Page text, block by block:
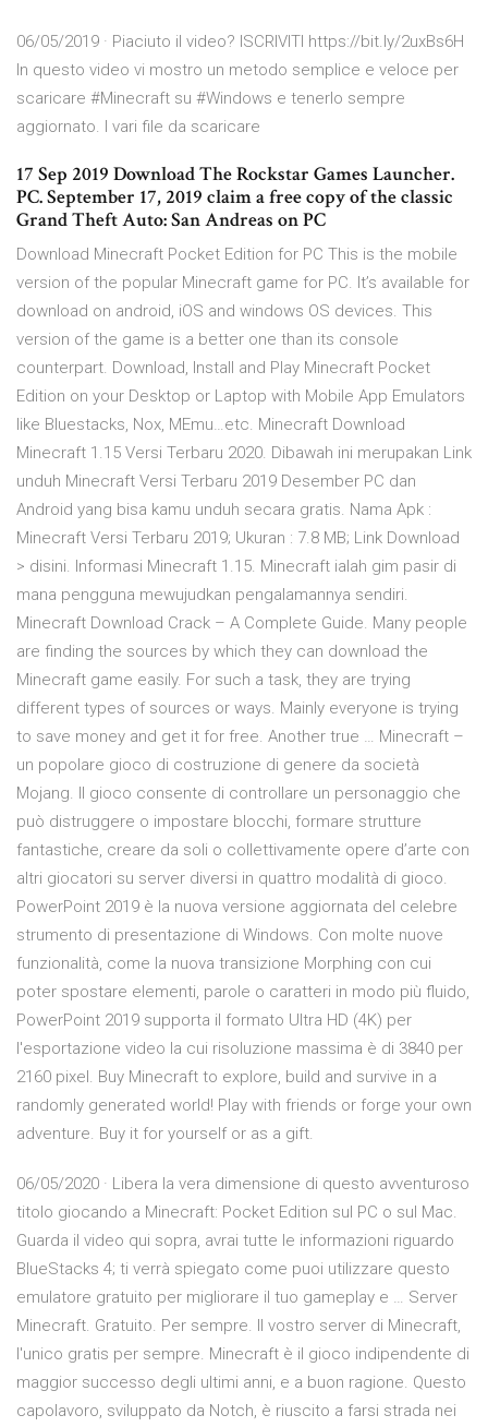
06/05/2019 · Piaciuto il video? ISCRIVITI https://bit.ly/2uxBs6H
In questo video vi mostro un metodo semplice e veloce per
scaricare #Minecraft su #Windows e tenerlo sempre
aggiornato. I vari file da scaricare
17 Sep 2019 Download The Rockstar Games Launcher.
PC. September 17, 2019 claim a free copy of the classic
Grand Theft Auto: San Andreas on PC
Download Minecraft Pocket Edition for PC This is the mobile
version of the popular Minecraft game for PC. It’s available for
download on android, iOS and windows OS devices. This
version of the game is a better one than its console
counterpart. Download, Install and Play Minecraft Pocket
Edition on your Desktop or Laptop with Mobile App Emulators
like Bluestacks, Nox, MEmu…etc. Minecraft Download
Minecraft 1.15 Versi Terbaru 2020. Dibawah ini merupakan Link
unduh Minecraft Versi Terbaru 2019 Desember PC dan
Android yang bisa kamu unduh secara gratis. Nama Apk :
Minecraft Versi Terbaru 2019; Ukuran : 7.8 MB; Link Download
> disini. Informasi Minecraft 1.15. Minecraft ialah gim pasir di
mana pengguna mewujudkan pengalamannya sendiri.
Minecraft Download Crack – A Complete Guide. Many people
are finding the sources by which they can download the
Minecraft game easily. For such a task, they are trying
different types of sources or ways. Mainly everyone is trying
to save money and get it for free. Another true … Minecraft –
un popolare gioco di costruzione di genere da società
Mojang. Il gioco consente di controllare un personaggio che
può distruggere o impostare blocchi, formare strutture
fantastiche, creare da soli o collettivamente opere d’arte con
altri giocatori su server diversi in quattro modalità di gioco.
PowerPoint 2019 è la nuova versione aggiornata del celebre
strumento di presentazione di Windows. Con molte nuove
funzionalità, come la nuova transizione Morphing con cui
poter spostare elementi, parole o caratteri in modo più fluido,
PowerPoint 2019 supporta il formato Ultra HD (4K) per
l'esportazione video la cui risoluzione massima è di 3840 per
2160 pixel. Buy Minecraft to explore, build and survive in a
randomly generated world! Play with friends or forge your own
adventure. Buy it for yourself or as a gift.
06/05/2020 · Libera la vera dimensione di questo avventuroso
titolo giocando a Minecraft: Pocket Edition sul PC o sul Mac.
Guarda il video qui sopra, avrai tutte le informazioni riguardo
BlueStacks 4; ti verrà spiegato come puoi utilizzare questo
emulatore gratuito per migliorare il tuo gameplay e … Server
Minecraft. Gratuito. Per sempre. Il vostro server di Minecraft,
l'unico gratis per sempre. Minecraft è il gioco indipendente di
maggior successo degli ultimi anni, e a buon ragione. Questo
capolavoro, sviluppato da Notch, è riuscito a farsi strada nei